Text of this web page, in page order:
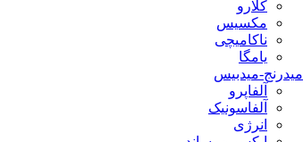
کلارو
مکسیس
ناکامیچی
یامگا
میدرنج-میدبیس
آلفاپرو
آلفاسونیک
انرژی